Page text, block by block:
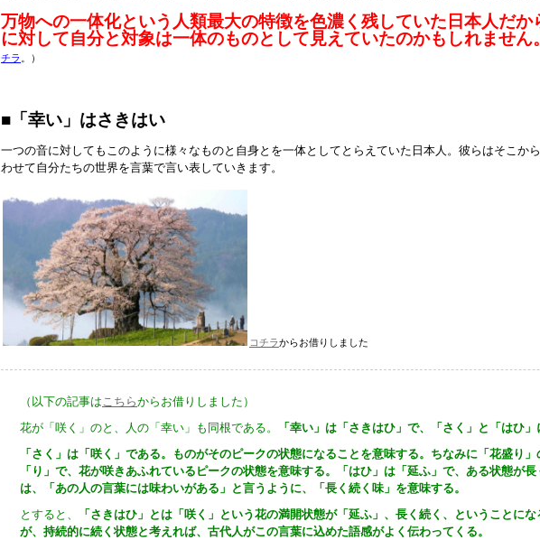
万物への一体化という人類最大の特徴を色濃く残していた日本人だか
に対して自分と対象は一体のものとして見えていたのかもしれません。
チラ 。）
■「幸い」はさきはい
一つの音に対してもこのように様々なものと自身とを一体としてとらえていた日本人。彼らはそこか
わせて自分たちの世界を言葉で言い表していきます。
コチラからお借りしました
（以下の記事はこちらからお借りしました）
花が「咲く」のと、人の「幸い」も同根である。
「幸い」は「さきはひ」で、「さく」と「はひ」
「さく」は「咲く」である。ものがそのピークの状態になることを意味する。ちなみに「花盛り
「り」で、花が咲きあふれているピークの状態を意味する。「はひ」は「延ふ」で、ある状態が長
は、「あの人の言葉には味わいがある」と言うように、「長く続く味」を意味する。
とすると、
「さきはひ」とは「咲く」という花の満開状態が「延ふ」、長く続く、ということに
が、持続的に続く状態と考えれば、古代人がこの言葉に込めた語感がよく伝わってくる。